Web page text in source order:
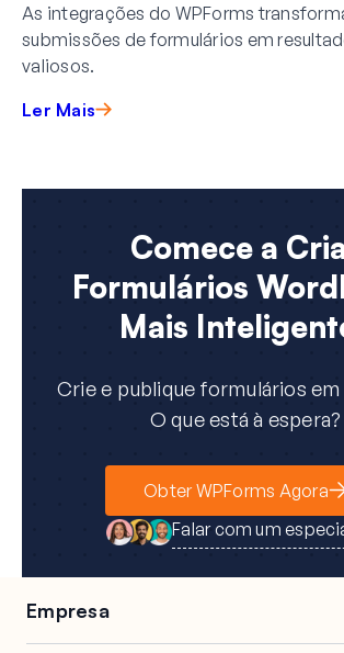
As integrações do WPForms
submissões de formulários em
valiosos.
Ler Mais
Comece a
Formulários
Mais
Crie e publique formulários em
O que está à espera?
Obter WPForms Agora
Falar com um
Empresa